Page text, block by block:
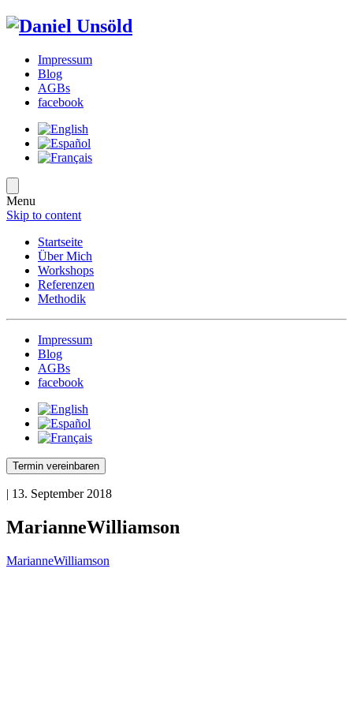
Impressum
Blog
AGBs
facebook
Menu
Skip to content
Startseite
Über Mich
Workshops
Referenzen
Methodik
Impressum
Blog
AGBs
facebook
Termin vereinbaren
| 13. September 2018
MarianneWilliamson
MarianneWilliamson